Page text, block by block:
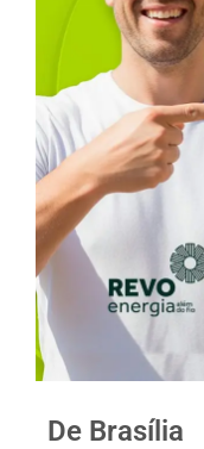
De Brasília